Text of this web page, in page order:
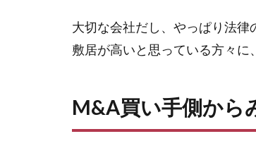
大切な会社だし、やっぱり法律
敷居が高いと思っている方々に
M&A買い手側から